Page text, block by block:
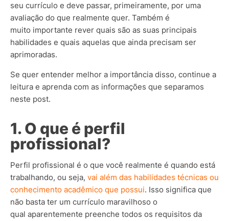
seu currículo e deve passar, primeiramente, por uma
avaliação do que realmente quer. Também é
muito importante rever quais são as suas principais
habilidades e quais aquelas que ainda precisam ser
aprimoradas.
Se quer entender melhor a importância disso, continue a
leitura e aprenda com as informações que separamos
neste post.
1. O que é perfil
profissional?
Perfil profissional é o que você realmente é quando está
trabalhando, ou seja, vai além das habilidades técnicas ou
conhecimento acadêmico que possui. Isso significa que
não basta ter um currículo maravilhoso o
qual aparentemente preenche todos os requisitos da